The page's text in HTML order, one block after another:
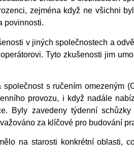
zejména když ne všichni
povinnosti.
v jiných společnostech a
Tyto zkušenosti jim
s ručením omezeným
provozu, i když nadále
Byly zavedeny týdenní
za klíčové pro budování
na starosti konkrétní oblasti,